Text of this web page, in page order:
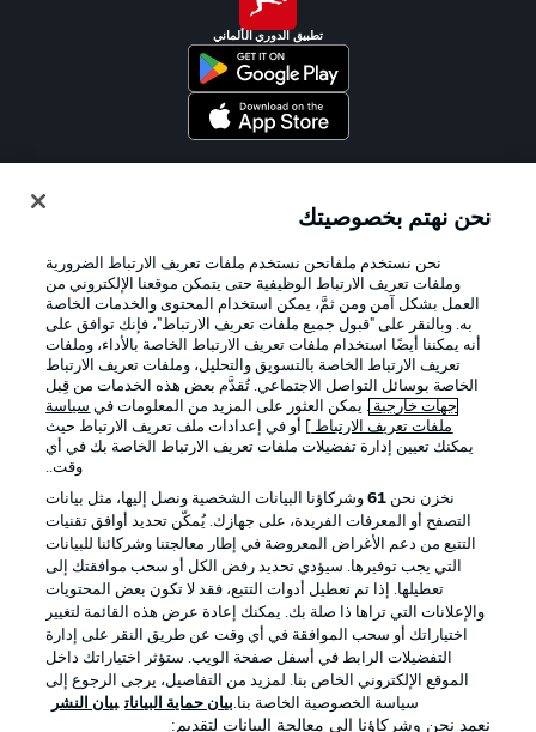
تطبيق الدوري الألماني
الإعلانات الإخطارات القانونية
شروط الاستخدام الوظائف
جهة النشر تواصل معنا
اللاعبون
نحن نهتم بخصوصيتك
نحن نستخدم ملفانحن نستخدم ملفات تعريف الارتباط الضرورية
وملفات تعريف الارتباط الوظيفية حتى يتمكن موقعنا الإلكتروني من
العمل بشكل آمن ومن ثمَّ، يمكن استخدام المحتوى والخدمات الخاصة
به. وبالنقر على "قبول جميع ملفات تعريف الارتباط"، فإنك توافق على
أنه يمكننا أيضًا استخدام ملفات تعريف الارتباط الخاصة بالأداء، وملفات
تعريف الارتباط الخاصة بالتسويق والتحليل، وملفات تعريف الارتباط
الخاصة بوسائل التواصل الاجتماعي. تُقدَّم بعض هذه الخدمات من قِبل
جهات خارجية . يمكن العثور على المزيد من المعلومات في سياسة
ملفات تعريف الارتباط
] أو في إعدادات ملف تعريف الارتباط حيث
يمكنك تعيين إدارة تفضيلات ملفات تعريف الارتباط الخاصة بك في أي
وقت..
نخزن نحن 61وشركاؤنا البيانات الشخصية ونصل إليها، مثل بيانات
التصفح أو المعرفات الفريدة، على جهازك. يُمكّن تحديد أوافق تقنيات
التتبع من دعم الأغراض المعروضة في إطار معالجتنا وشركائنا للبيانات
التي يجب توفيرها. سيؤدي تحديد رفض الكل أو سحب موافقتك إلى
تعطيلها. إذا تم تعطيل أدوات التتبع، فقد لا تكون بعض المحتويات
والإعلانات التي تراها ذا صلة بك. يمكنك إعادة عرض هذه القائمة لتغيير
اختياراتك أو سحب الموافقة في أي وقت عن طريق النقر على إدارة
التفضيلات الرابط في أسفل صفحة الويب. ستؤثر اختياراتك داخل
الموقع الإلكتروني الخاص بنا. لمزيد من التفاصيل، يرجى الرجوع إلى
سياسة الخصوصية الخاصة بنا.بيان حماية البيانات بيان النشر
نعمد نحن وشركاؤنا إلى معالجة البيانات لتقديم: